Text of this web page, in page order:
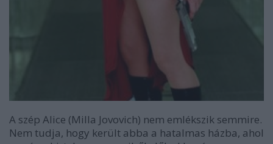
A szép Alice (Milla Jovovich) nem emlékszik semmire.
Nem tudja, hogy került abba a hatalmas házba, ahol